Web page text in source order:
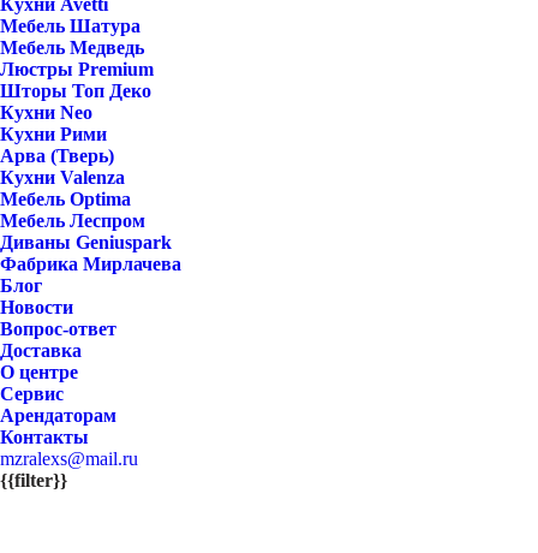
Кухни Avetti
Мебель Шатура
Мебель Медведь
Люстры Premium
Шторы Топ Деко
Кухни Neo
Кухни Рими
Арва (Тверь)
Кухни Valenza
Мебель Optima
Мебель Леспром
Диваны Geniuspark
Фабрика Мирлачева
Блог
Новости
Вопрос-ответ
Доставка
О центре
Сервис
Арендаторам
Контакты
mzralexs@mail.ru
{{filter}}